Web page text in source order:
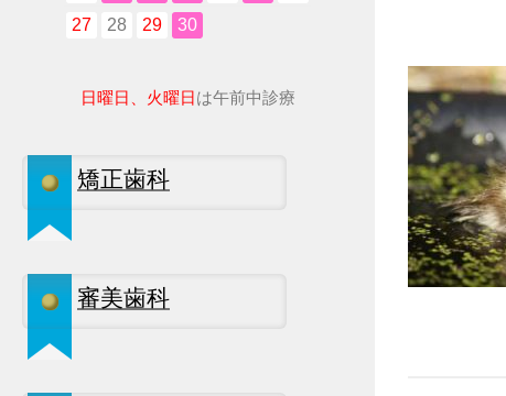
ヤ
ー
27
28 29 30
日曜日、火曜日は午前中診療
矯正歯科
審美歯科